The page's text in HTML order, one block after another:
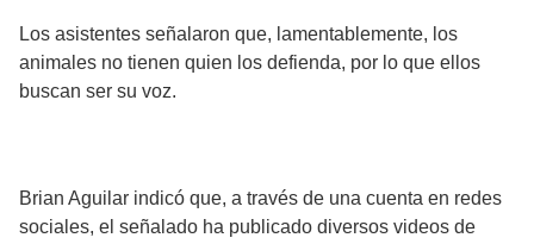
Los asistentes señalaron que, lamentablemente, los
animales no tienen quien los defienda, por lo que ellos
buscan ser su voz.
Brian Aguilar indicó que, a través de una cuenta en redes
sociales, el señalado ha publicado diversos videos de